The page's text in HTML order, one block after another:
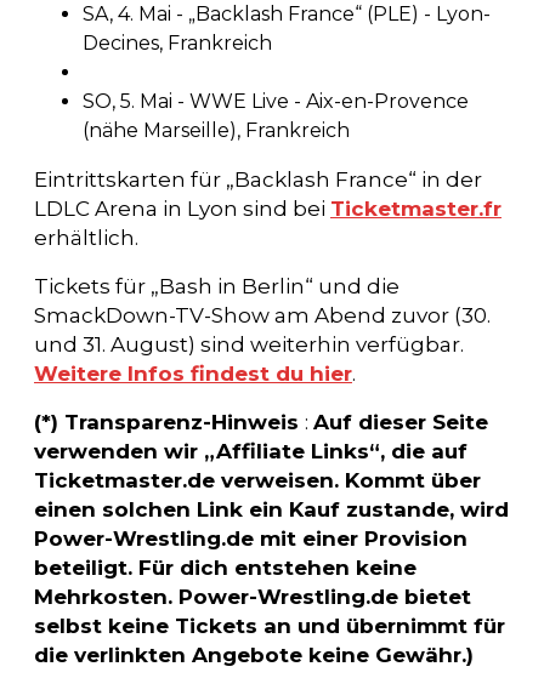
SA, 4. Mai - „Backlash France“ (PLE) - Lyon-
Decines, Frankreich
SO, 5. Mai - WWE Live - Aix-en-Provence
(nähe Marseille), Frankreich
Eintrittskarten für „Backlash France“ in der
LDLC Arena in Lyon sind bei Ticketmaster.fr
erhältlich.
Tickets für „Bash in Berlin“ und die
SmackDown-TV-Show am Abend zuvor (30.
und 31. August) sind weiterhin verfügbar.
Weitere Infos findest du hier.
(*) Transparenz-Hinweis : Auf dieser Seite
verwenden wir „Affiliate Links“, die auf
Ticketmaster.de verweisen. Kommt über
einen solchen Link ein Kauf zustande, wird
Power-Wrestling.de mit einer Provision
beteiligt. Für dich entstehen keine
Mehrkosten. Power-Wrestling.de bietet
selbst keine Tickets an und übernimmt für
die verlinkten Angebote keine Gewähr.)